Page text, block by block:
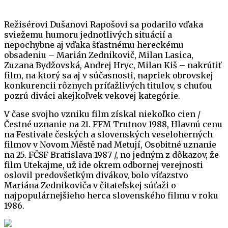
Režisérovi Dušanovi Rapošovi sa podarilo vďaka
sviežemu humoru jednotlivých situácií a
nepochybne aj vďaka šťastnému hereckému
obsadeniu – Marián Zednikovič, Milan Lasica,
Zuzana Bydžovská, Andrej Hryc, Milan Kiš – nakrútiť
film, na ktorý sa aj v súčasnosti, napriek obrovskej
konkurencii rôznych príťažlivých titulov, s chuťou
pozrú diváci akejkoľvek vekovej kategórie.
V čase svojho vzniku film získal niekoľko cien /
Čestné uznanie na 21. FFM Trutnov 1988, Hlavnú cenu
na Festivale českých a slovenských veseloherných
filmov v Novom Městě nad Metují, Osobitné uznanie
na 25. FČSF Bratislava 1987 /, no jedným z dôkazov, že
film Utekajme, už ide okrem odbornej verejnosti
oslovil predovšetkým divákov, bolo víťazstvo
Mariána Zednikoviča v čitateľskej súťaži o
najpopulárnejšieho herca slovenského filmu v roku
1986.